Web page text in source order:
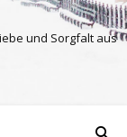
und Sorgfalt aus